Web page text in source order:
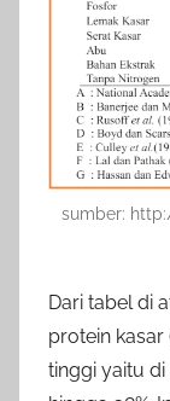
sumber:
Dari tabel di
protein
tinggi yaitu di